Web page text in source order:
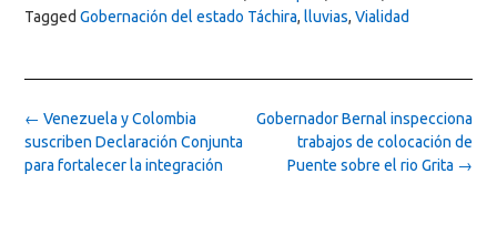
Tagged Gobernación del estado Táchira, lluvias, Vialidad
Post
navigation
Gobernador Bernal inspecciona
trabajos de colocación de
Puente sobre el rio Grita →
← Venezuela y Colombia
suscriben Declaración Conjunta
para fortalecer la integración